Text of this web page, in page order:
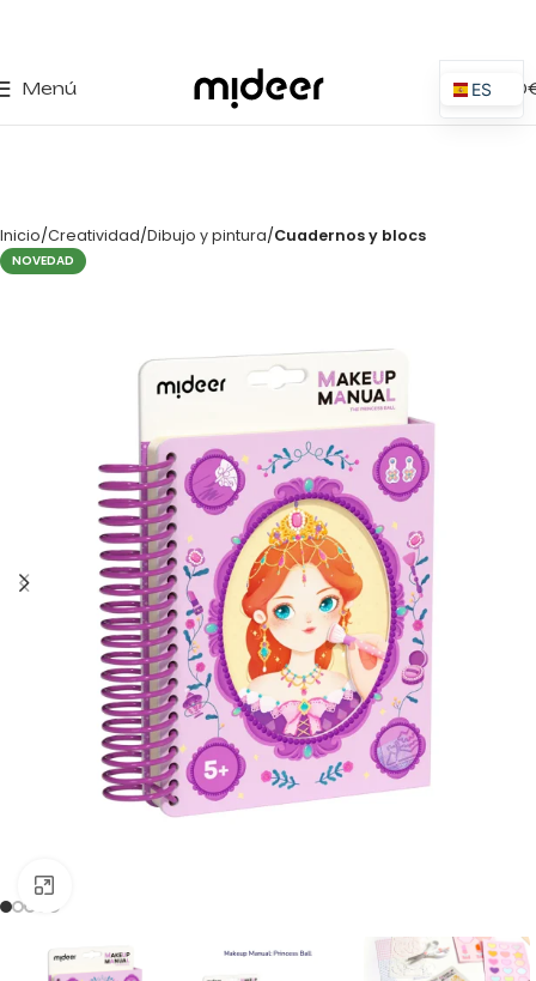
Menú 0,00
Inicio Creatividad Dibujo y pintura Cuadernos y blocs
NOVEDAD
ES
EN